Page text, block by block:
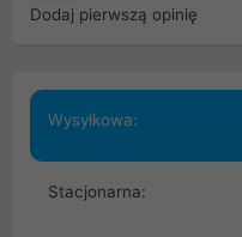
Dodaj pierwszą opinię
Wysyłkowa:
Stacjonarna: